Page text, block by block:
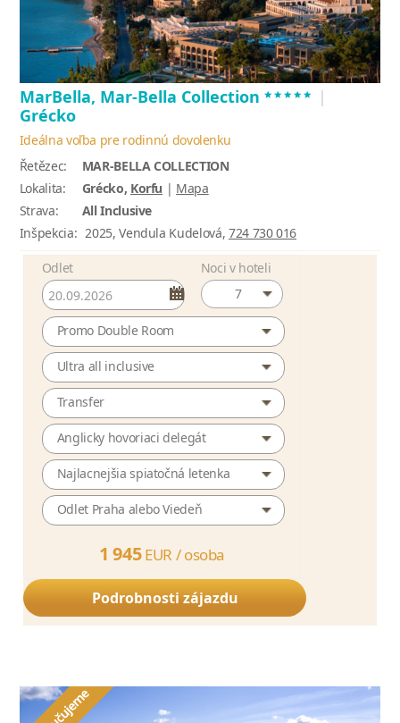
MarBella, Mar-Bella Collection ***** |
Grécko
Ideálna voľba pre rodinnú dovolenku
Řetězec:
MAR-BELLA COLLECTION
Lokalita:
Grécko, Korfu | Mapa
Strava:
All Inclusive
Inšpekcia: 2025, Vendula Kudelová, 724 730 016
Odlet
Noci v hoteli
7
Promo Double Room
Ultra all inclusive
Transfer
Anglicky hovoriaci delegát
Najlacnejšia spiatočná letenka
Odlet Praha alebo Viedeň
1 945 EUR /osoba
Podrobnosti zájazdu